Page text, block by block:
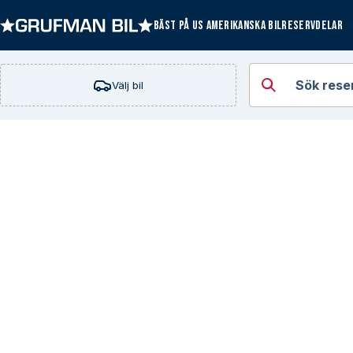
BÄST PÅ US AMERIKANSKA BILRESERVDELAR
Välj bil
Sök